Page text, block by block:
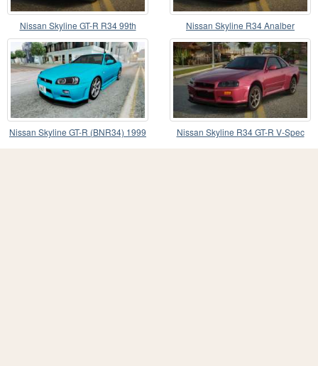
Nissan Skyline GT-R R34 99th Nissan Skyline R34 Analber
Nissan Skyline GT-R (BNR34) 1999 Nissan Skyline R34 GT-R V-Spec